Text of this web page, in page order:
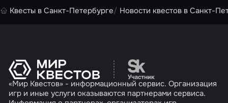
Квесты в Санкт-Петербурге Новости квестов в Санкт-
Перейти на сайт
«Мир Квестов» - информационный сервис. Организация
игр и иные услуги оказываются партнерами сервиса.